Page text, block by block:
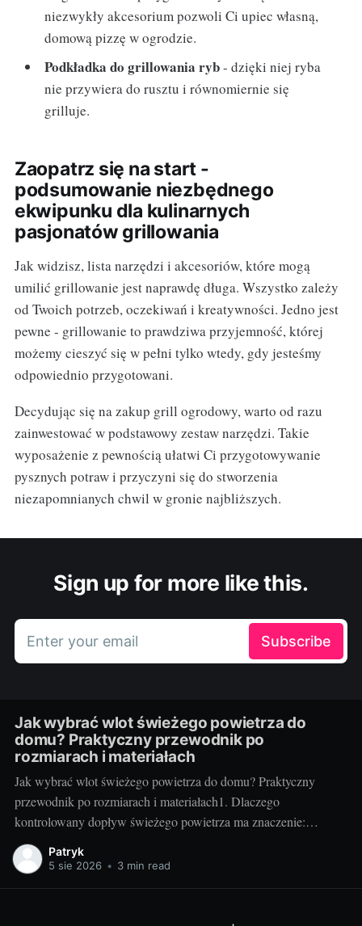
niezwykły akcesorium pozwoli Ci upiec własną,
domową pizzę w ogrodzie.
Podkładka do grillowania ryb- dzięki niej ryba
nie przywiera do rusztu i równomiernie się
grilluje.
Zaopatrz się na start -
podsumowanie niezbędnego
ekwipunku dla kulinarnych
pasjonatów grillowania
Jak widzisz, lista narzędzi i akcesoriów, które mogą
umilić grillowanie jest naprawdę długa. Wszystko zależy
od Twoich potrzeb, oczekiwań i kreatywności. Jedno jest
pewne - grillowanie to prawdziwa przyjemność, której
możemy cieszyć się w pełni tylko wtedy, gdy jesteśmy
odpowiednio przygotowani.
Decydując się na zakup grill ogrodowy, warto od razu
zainwestować w podstawowy zestaw narzędzi. Takie
wyposażenie z pewnością ułatwi Ci przygotowywanie
pysznych potraw i przyczyni się do stworzenia
niezapomnianych chwil w gronie najbliższych.
Sign up for more like this.
Enter your email Subscribe
Jak wybrać wlot świeżego powietrza do
domu? Praktyczny przewodnik po
rozmiarach i materiałach
Jak wybrać wlot świeżego powietrza do domu? Praktyczny
przewodnik po rozmiarach i materiałach1. Dlaczego
kontrolowany dopływ świeżego powietrza ma znaczenie:
komfort, zdrowie i rachunkiNowoczesne, szczelne domy świetnie
trzymają ciepło, ale bez kontrolowanego nawiewu szybko
Patryk
5 sie 2026 • 3 min read